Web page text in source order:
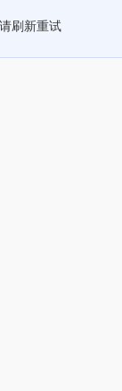
刷新重试